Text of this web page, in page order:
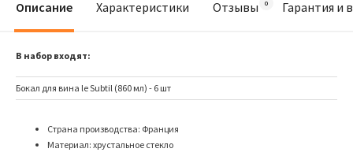
Описание Характеристики Отзывы Гарантия и
В набор входят:
Бокал для вина le Subtil (860 мл) - 6 шт
Страна производства: Франция
Материал: хрустальное стекло